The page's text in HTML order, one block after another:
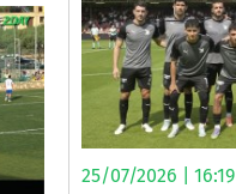
25/07/2026 | 16:19